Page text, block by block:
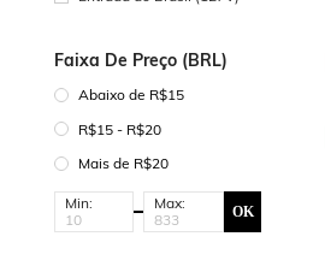
Faixa De Preço (BRL)
Abaixo de R$15
R$15 - R$20
Mais de R$20
Min: Max: OK